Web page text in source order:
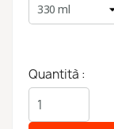
Quantità :